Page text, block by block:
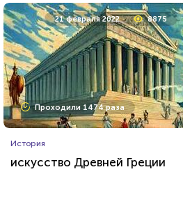
21 февраля 2022 8875
Проходили 1474 раза
История
искусство Древней Греции